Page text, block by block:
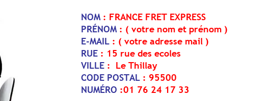
NOM: FRANCE FRET EXPRESS
PRÉNOM: ( votre nom et prénom )
E-MAIL : ( votre adresse mail )
RUE : 15 rue des ecoles
VILLE : Le Thillay
CODE POSTAL : 95500
NUMÉRO :01 76 24 17 33